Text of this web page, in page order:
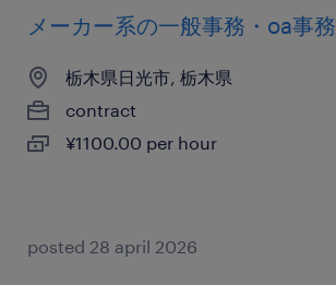
メーカー系の一般事務・oa事務
栃木県日光市, 栃木県
contract
¥1100.00 per hour
posted 28 april 2026